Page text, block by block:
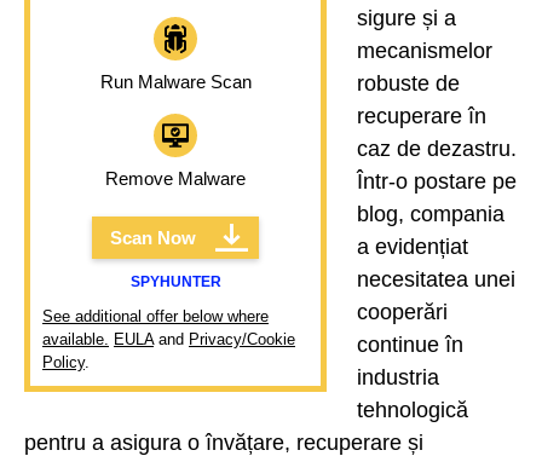
Run Malware Scan
Remove Malware
Scan Now
SPYHUNTER
See additional offer below where
available. EULAand Privacy/Cookie
Policy.
sigure și a
mecanismelor
robuste de
recuperare în
caz de dezastru.
Într-o postare pe
blog, compania
a evidențiat
necesitatea unei
cooperări
continue în
industria
tehnologică
pentru a asigura o învățare, recuperare și